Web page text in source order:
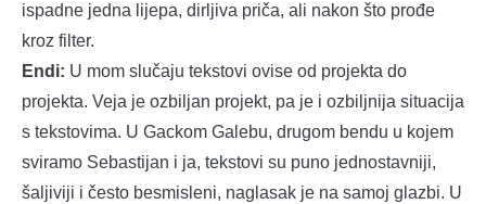
ispadne jedna lijepa, dirljiva priča, ali nakon što prođe
kroz filter.
Endi: U mom slučaju tekstovi ovise od projekta do
projekta. Veja je ozbiljan projekt, pa je i ozbiljnija situacija
s tekstovima. U Gackom Galebu, drugom bendu u kojem
sviramo Sebastijan i ja, tekstovi su puno jednostavniji,
šaljiviji i često besmisleni, naglasak je na samoj glazbi. U